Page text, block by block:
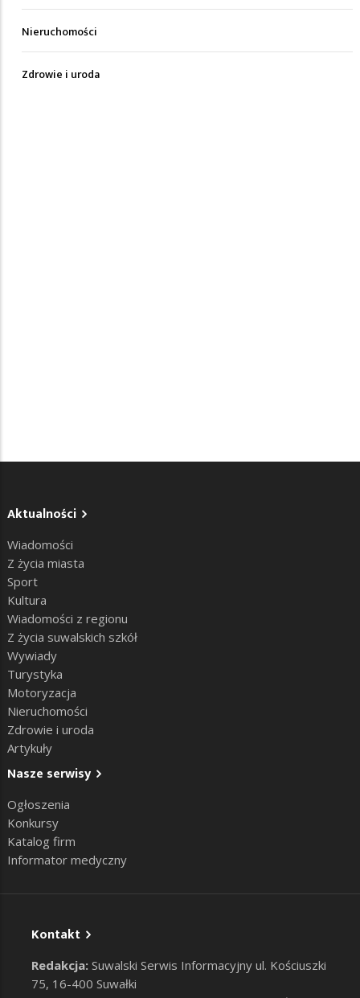
Nieruchomości
Zdrowie i uroda
Aktualności
Wiadomości
Z życia miasta
Sport
Kultura
Wiadomości z regionu
Z życia suwalskich szkół
Wywiady
Turystyka
Motoryzacja
Nieruchomości
Zdrowie i uroda
Artykuły
Nasze serwisy
Ogłoszenia
Konkursy
Katalog firm
Informator medyczny
Kontakt
Redakcja: Suwalski Serwis Informacyjny ul. Kościuszki
75, 16-400 Suwałki